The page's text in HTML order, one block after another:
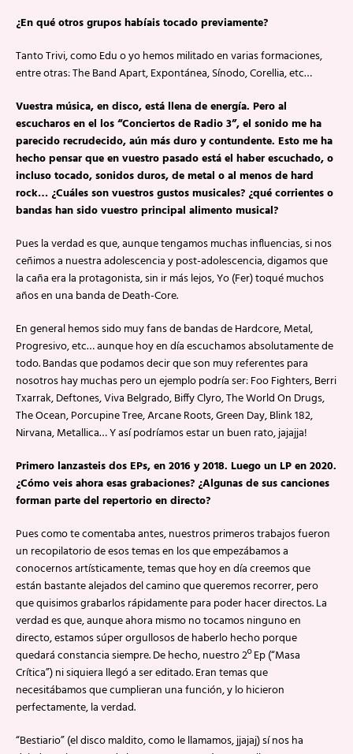
¿En qué otros grupos habíais tocado previamente?
Tanto Trivi, como Edu o yo hemos militado en varias formaciones,
entre otras: The Band Apart, Expontánea, Sínodo, Corellia, etc…
Vuestra música, en disco, está llena de energía. Pero al
escucharos en el los “Conciertos de Radio 3”, el sonido me ha
parecido recrudecido, aún más duro y contundente. Esto me ha
hecho pensar que en vuestro pasado está el haber escuchado, o
incluso tocado, sonidos duros, de metal o al menos de hard
rock… ¿Cuáles son vuestros gustos musicales? ¿qué corrientes o
bandas han sido vuestro principal alimento musical?
Pues la verdad es que, aunque tengamos muchas influencias, si nos
ceñimos a nuestra adolescencia y post-adolescencia, digamos que
la caña era la protagonista, sin ir más lejos, Yo (Fer) toqué muchos
años en una banda de Death-Core.
En general hemos sido muy fans de bandas de Hardcore, Metal,
Progresivo, etc… aunque hoy en día escuchamos absolutamente de
todo. Bandas que podamos decir que son muy referentes para
nosotros hay muchas pero un ejemplo podría ser: Foo Fighters, Berri
Txarrak, Deftones, Viva Belgrado, Biffy Clyro, The World On Drugs,
The Ocean, Porcupine Tree, Arcane Roots, Green Day, Blink 182,
Nirvana, Metallica… Y así podríamos estar un buen rato, jajajja!
Primero lanzasteis dos EPs, en 2016 y 2018. Luego un LP en 2020.
¿Cómo veis ahora esas grabaciones? ¿Algunas de sus canciones
forman parte del repertorio en directo?
Pues como te comentaba antes, nuestros primeros trabajos fueron
un recopilatorio de esos temas en los que empezábamos a
conocernos artísticamente, temas que hoy en día creemos que
están bastante alejados del camino que queremos recorrer, pero
que quisimos grabarlos rápidamente para poder hacer directos. La
verdad es que, aunque ahora mismo no tocamos ninguno en
directo, estamos súper orgullosos de haberlo hecho porque
quedará constancia siempre. De hecho, nuestro 2º Ep (“Masa
Crítica”) ni siquiera llegó a ser editado. Eran temas que
necesitábamos que cumplieran una función, y lo hicieron
perfectamente, la verdad.
“Bestiario” (el disco maldito, como le llamamos, jjajaj) sí nos ha